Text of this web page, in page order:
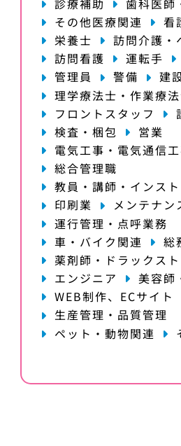
その他医療関連
看
栄養士
訪問介護・
訪問看護
運転手
管理員
警備
建
理学療法士・作業療
フロントスタッフ
検査・梱包
営業
電気工事・電気通信
総合管理職
教員・講師・インス
印刷業
メンテナン
運行管理・点呼業務
車・バイク関連
総
薬剤師・ドラックス
エンジニア
美容師
WEB制作、ECサイト
生産管理・品質管理
ペット・動物関連